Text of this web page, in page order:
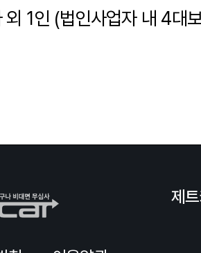
외 1인 (법인사업자 내 4대
제